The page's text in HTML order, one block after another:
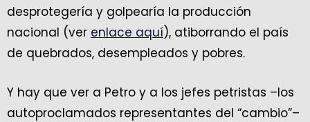
desprotegería y golpearía la producción
nacional (ver enlace aquí), atiborrando el país
de quebrados, desempleados y pobres.
Y hay que ver a Petro y a los jefes petristas –los
autoproclamados representantes del “cambio”–